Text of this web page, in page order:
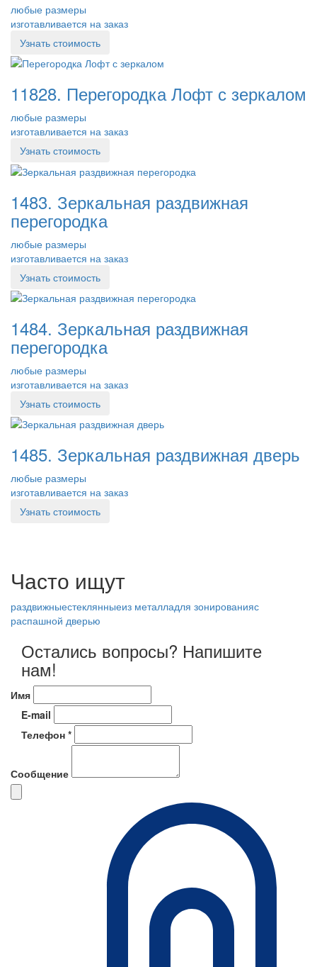
любые размеры
изготавливается на заказ
Узнать стоимость
11828. Перегородка Лофт с зеркалом
любые размеры
изготавливается на заказ
Узнать стоимость
1483. Зеркальная раздвижная
перегородка
любые размеры
изготавливается на заказ
Узнать стоимость
1484. Зеркальная раздвижная
перегородка
любые размеры
изготавливается на заказ
Узнать стоимость
1485. Зеркальная раздвижная дверь
любые размеры
изготавливается на заказ
Узнать стоимость
Часто ищут
раздвижныестеклянныеиз металладля зонированияс
распашной дверью
Остались вопросы? Напишите
нам!
Имя
E-mail
Телефон *
Сообщение